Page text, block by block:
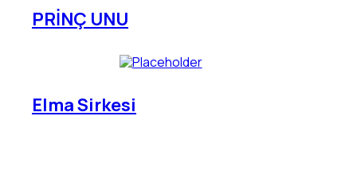
PRİNÇ UNU
Elma Sirkesi